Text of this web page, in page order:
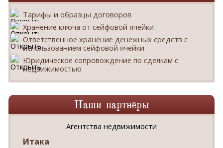
Тарифы и образцы договоров
Хранение ключа от сейфовой ячейки
Ответственное хранение денежных средств с
использованием сейфовой ячейки
Юридическое сопровождение по сделкам с
недвижимостью
Наши партнёры
Агентства недвижимости
Итака